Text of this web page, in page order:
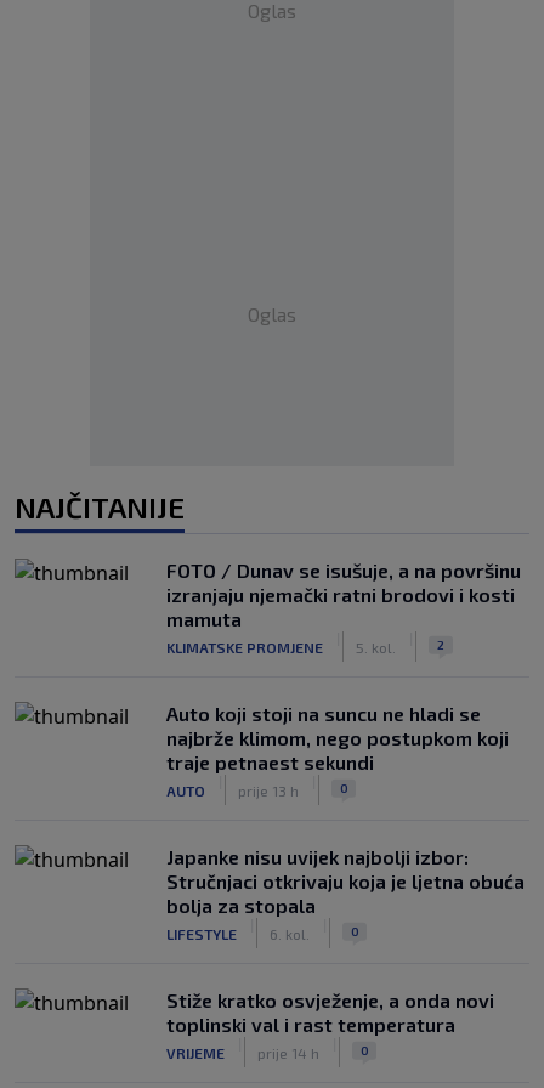
Oglas
Oglas
NAJČITANIJE
FOTO / Dunav se isušuje, a na površinu
izranjaju njemački ratni brodovi i kosti
mamuta
KLIMATSKE PROMJENE 5. kol. 2
Auto koji stoji na suncu ne hladi se
najbrže klimom, nego postupkom koji
traje petnaest sekundi
AUTO prije 13 h 0
Japanke nisu uvijek najbolji izbor:
Stručnjaci otkrivaju koja je ljetna obuća
bolja za stopala
LIFESTYLE 6. kol. 0
Stiže kratko osvježenje, a onda novi
toplinski val i rast temperatura
VRIJEME prije 14 h 0